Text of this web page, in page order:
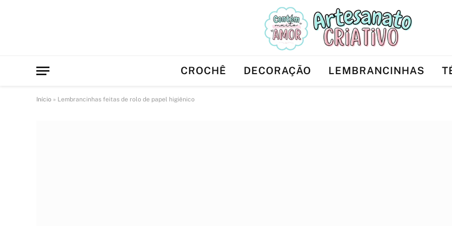
CROCHÊ DECORAÇÃO LEMBRANCINHAS
Início » Lembrancinhas feitas de rolo de papel higiênico